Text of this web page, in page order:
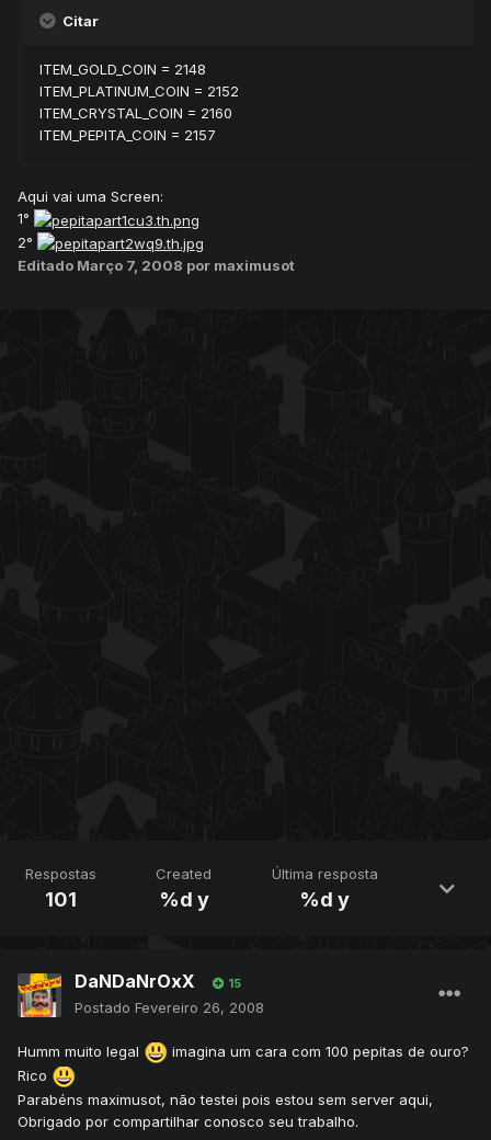
Citar
ITEM_GOLD_COIN = 2148
ITEM_PLATINUM_COIN = 2152
ITEM_CRYSTAL_COIN = 2160
ITEM_PEPITA_COIN = 2157
Aqui vai uma Screen:
1°
2°
Editado Março 7, 2008 por maximusot
Respostas
101
Created
%d y
Última resposta
%d y
DaNDaNrOxX 15
Postado Fevereiro 26, 2008
Humm muito legal
imagina um cara com 100 pepitas de ouro?
Rico
Parabéns maximusot, não testei pois estou sem server aqui,
Obrigado por compartilhar conosco seu trabalho.